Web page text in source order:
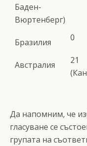
Баден-
Вюртенберг)
Бразилия 0
Австралия
21
Да напомним, че
гласуване се
групата на